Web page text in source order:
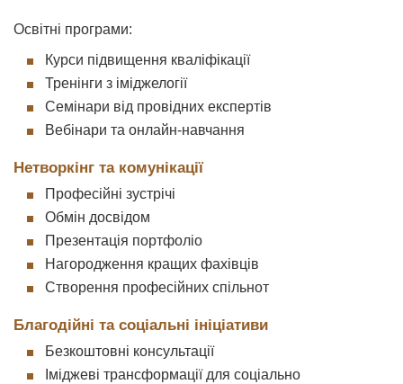
Освітні програми:
Курси підвищення кваліфікації
Тренінги з іміджелогії
Семінари від провідних експертів
Вебінари та онлайн-навчання
Нетворкінг та комунікації
Професійні зустрічі
Обмін досвідом
Презентація портфоліо
Нагородження кращих фахівців
Створення професійних спільнот
Благодійні та соціальні ініціативи
Безкоштовні консультації
Іміджеві трансформації для соціально